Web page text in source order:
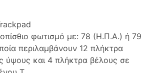
φωτισμό με: 78 (Η.Π.Α.) ή 79
περιλαμβάνουν 12 πλήκτρα
ύψους και 4 πλήκτρα βέλους σε